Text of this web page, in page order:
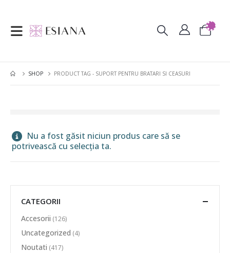
SHOP PRODUCT TAG - SUPORT PENTRU BRATARI SI CEASURI
Nu a fost găsit niciun produs care să se
potrivească cu selecția ta.
CATEGORII
Accesorii (126)
Uncategorized (4)
Noutati (417)